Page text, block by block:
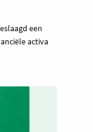
een
activa